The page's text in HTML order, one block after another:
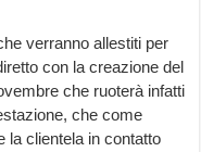
verranno allestiti per
con la creazione del
che ruoterà infatti
che come
la clientela in contatto